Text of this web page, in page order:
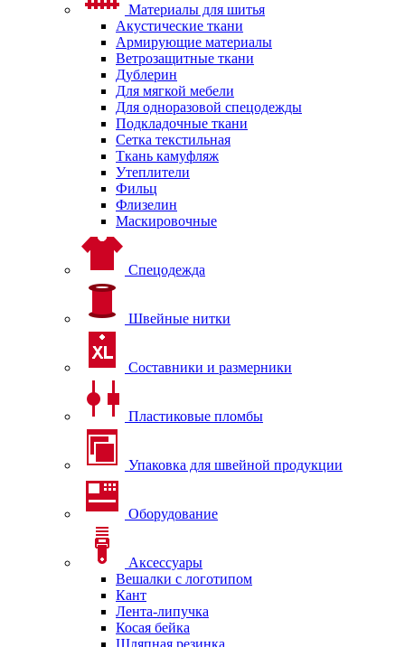
Материалы для шитья
Акустические ткани
Армирующие материалы
Ветрозащитные ткани
Дублерин
Для мягкой мебели
Для одноразовой спецодежды
Подкладочные ткани
Сетка текстильная
Ткань камуфляж
Утеплители
Фильц
Флизелин
Маскировочные
Спецодежда
Швейные нитки
Составники и размерники
Пластиковые пломбы
Упаковка для швейной продукции
Оборудование
Аксессуары
Вешалки с логотипом
Кант
Лента-липучка
Косая бейка
Шляпная резинка